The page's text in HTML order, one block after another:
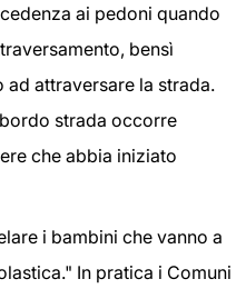
ai pedoni quando
bensì
attraversare la strada.
strada occorre
che abbia iniziato
i bambini che vanno a
In pratica i Comuni